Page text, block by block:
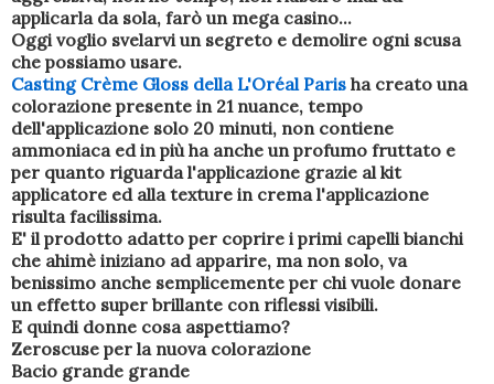
applicarla da sola, farò un mega casino...
Oggi voglio svelarvi un segreto e demolire ogni scusa
che possiamo usare.
Casting Crème Gloss della L'Oréal Paris ha creato una
colorazione presente in 21 nuance, tempo
dell'applicazione solo 20 minuti, non contiene
ammoniaca ed in più ha anche un profumo fruttato e
per quanto riguarda l'applicazione grazie al kit
applicatore ed alla texture in crema l'applicazione
risulta facilissima.
E' il prodotto adatto per coprire i primi capelli bianchi
che ahimè iniziano ad apparire, ma non solo, va
benissimo anche semplicemente per chi vuole donare
un effetto super brillante con riflessi visibili.
E quindi donne cosa aspettiamo?
Zeroscuse per la nuova colorazione
Bacio grande grande